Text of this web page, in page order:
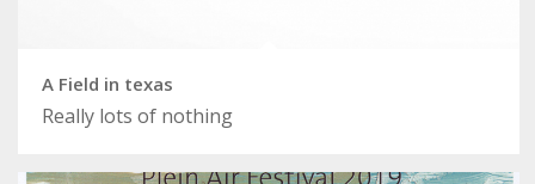
A Field in texas
Really lots of nothing